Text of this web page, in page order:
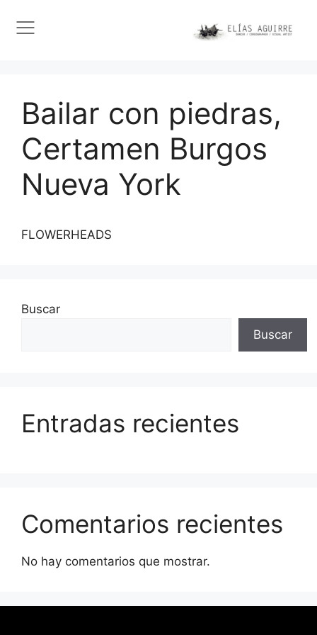
Bailar con piedras,
Certamen Burgos
Nueva York
FLOWERHEADS
Buscar
Buscar
Entradas recientes
Comentarios recientes
No hay comentarios que mostrar.